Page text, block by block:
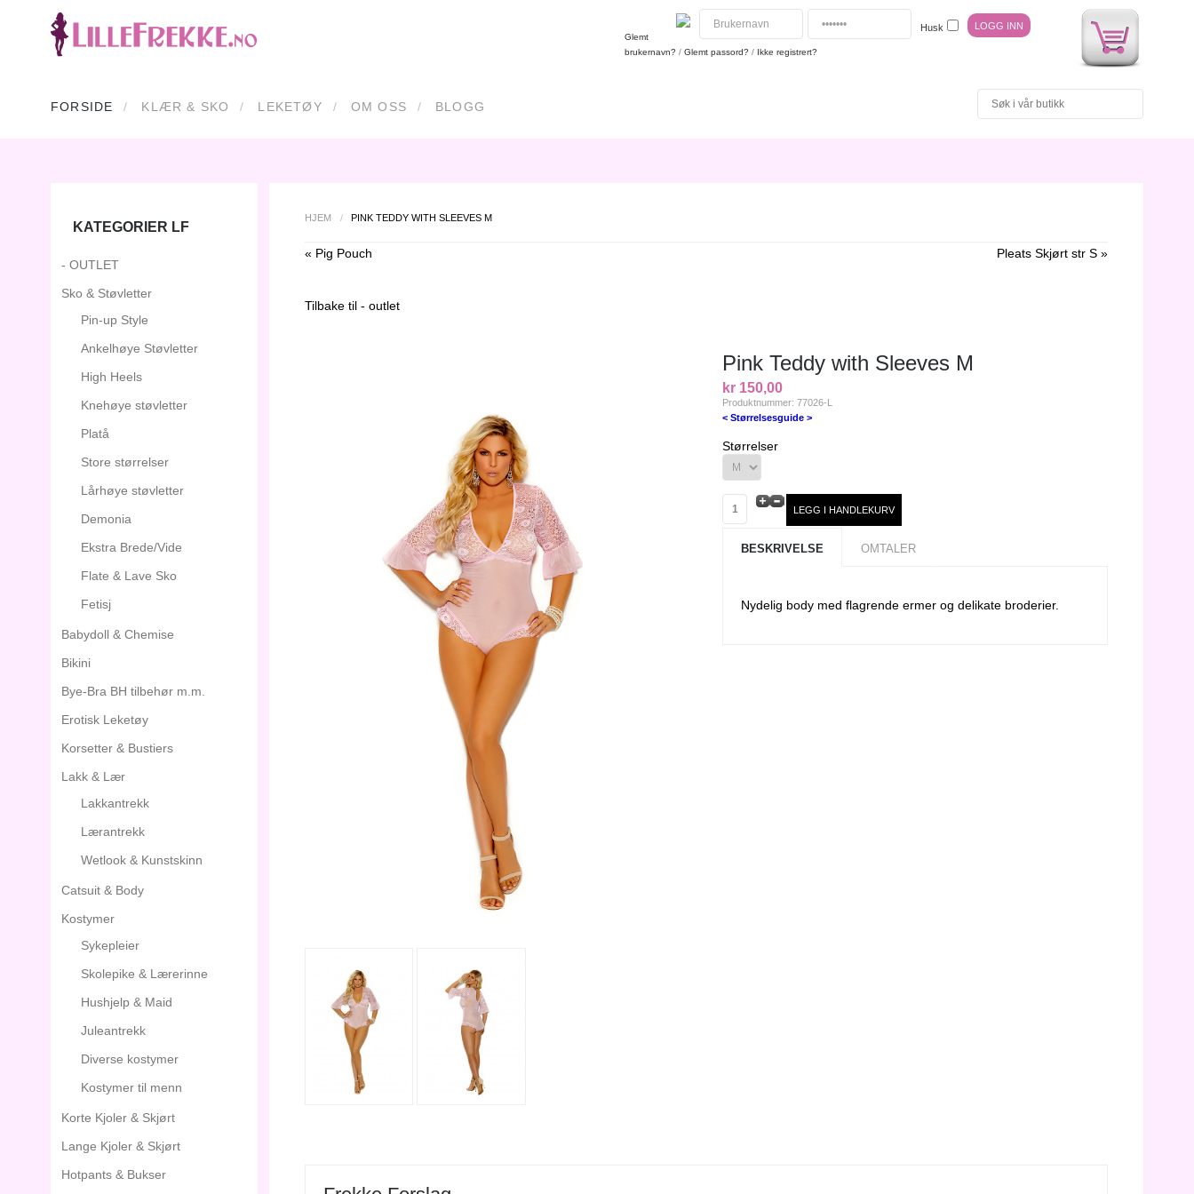
Husk
Glemt
brukernavn? / Glemt passord? / Ikke registrert?
FORSIDE KLÆR & SKO LEKETØY OM OSS BLOGG
HJEM / PINK TEDDY WITH SLEEVES M
« Pig Pouch Pleats Skjørt str S »
Tilbake til - outlet
Pink Teddy with Sleeves M
kr 150,00
Produktnummer: 77026-L
< Størrelsesguide >
Størrelser
BESKRIVELSE OMTALER
Nydelig body med flagrende ermer og delikate broderier.
KATEGORIER LF
- OUTLET
Sko & Støvletter
Pin-up Style
Ankelhøye Støvletter
High Heels
Knehøye støvletter
Platå
Store størrelser
Lårhøye støvletter
Demonia
Ekstra Brede/Vide
Flate & Lave Sko
Fetisj
Babydoll & Chemise
Bikini
Bye-Bra BH tilbehør m.m.
Erotisk Leketøy
Korsetter & Bustiers
Lakk & Lær
Lakkantrekk
Lærantrekk
Wetlook & Kunstskinn
Catsuit & Body
Kostymer
Sykepleier
Skolepike & Lærerinne
Hushjelp & Maid
Juleantrekk
Diverse kostymer
Kostymer til menn
Korte Kjoler & Skjørt
Lange Kjoler & Skjørt
Hotpants & Bukser